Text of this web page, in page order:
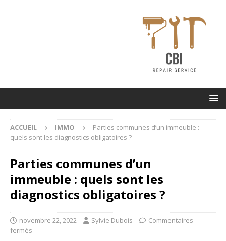
ACCUEIL IMMO
Parties communes d’un immeuble :
quels sont les diagnostics obligatoires ?
Parties communes d’un
immeuble : quels sont les
diagnostics obligatoires ?
novembre 22, 2022 Sylvie Dubois
Commentaires
fermés